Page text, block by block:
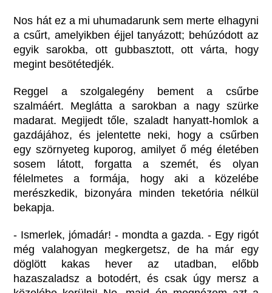
Nos hát ez a mi uhumadarunk sem merte elhagyni
a csűrt, amelyikben éjjel tanyázott; behúzódott az
egyik sarokba, ott gubbasztott, ott várta, hogy
megint besötétedjék.
Reggel a szolgalegény bement a csűrbe
szalmáért. Meglátta a sarokban a nagy szürke
madarat. Megijedt tőle, szaladt hanyatt-homlok a
gazdájához, és jelentette neki, hogy a csűrben
egy szörnyeteg kuporog, amilyet ő még életében
sosem látott, forgatta a szemét, és olyan
félelmetes a formája, hogy aki a közelébe
merészkedik, bizonyára minden teketória nélkül
bekapja.
- Ismerlek, jómadár! - mondta a gazda. - Egy rigót
még valahogyan megkergetsz, de ha már egy
döglött kakas hever az utadban, előbb
hazaszaladsz a botodért, és csak úgy mersz a